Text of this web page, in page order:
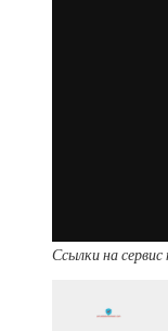
Ссылки на